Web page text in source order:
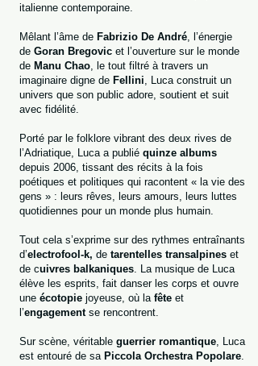
italienne contemporaine.
Mêlant l’âme de Fabrizio De André, l’énergie
de Goran Bregovic et l’ouverture sur le monde
de Manu Chao, le tout filtré à travers un
imaginaire digne de Fellini, Luca construit un
univers que son public adore, soutient et suit
avec fidélité.
Porté par le folklore vibrant des deux rives de
l’Adriatique, Luca a publié quinze albums
depuis 2006, tissant des récits à la fois
poétiques et politiques qui racontent « la vie des
gens » : leurs rêves, leurs amours, leurs luttes
quotidiennes pour un monde plus humain.
Tout cela s’exprime sur des rythmes entraînants
d’electrofool-k, de tarentelles transalpines et
de cuivres balkaniques. La musique de Luca
élève les esprits, fait danser les corps et ouvre
une écotopie joyeuse, où la fête et
l’engagement se rencontrent.
Sur scène, véritable guerrier romantique, Luca
est entouré de sa Piccola Orchestra Popolare.